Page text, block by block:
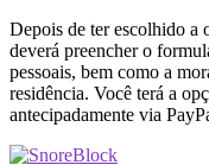
Depois de ter escolhido a
deverá preencher o
pessoais, bem como a
residência. Você terá a
antecipadamente via